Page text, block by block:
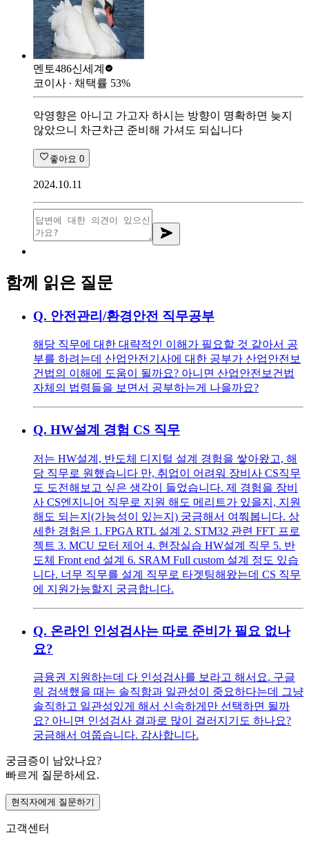
멘토486신세계
코이사 ∙ 채택률 53%
악영향은 아니고 가고자 하시는 방향이 명확하면 늦지
않았으니 차근차근 준비해 가셔도 되십니다
좋아요 0
2024.10.11
함께 읽은 질문
Q. 안전관리/환경안전 직무공부
해당 직무에 대한 대략적인 이해가 필요할 것 같아서 공
부를 하려는데 산업안전기사에 대한 공부가 산업안전보
건법의 이해에 도움이 될까요? 아니면 산업안전보건법
자체의 법령들을 보면서 공부하는게 나을까요?
Q. HW설계 경험 CS 직무
저는 HW설계, 반도체 디지털 설계 경험을 쌓아왔고, 해
당 직무로 원했습니다 만, 취업이 어려워 장비사 CS직무
도 도전해보고 싶은 생각이 들었습니다. 제 경험을 장비
사 CS엔지니어 직무로 지원 해도 메리트가 있을지, 지원
해도 되는지(가능성이 있는지) 궁금해서 여쭤봅니다. 상
세한 경험은 1. FPGA RTL 설계 2. STM32 관련 FFT 프로
젝트 3. MCU 모터 제어 4. 현장실습 HW설계 직무 5. 반
도체 Front end 설계 6. SRAM Full custom 설계 정도 있습
니다. 너무 직무를 설계 직무로 타겟팅해왔는데 CS 직무
에 지원가능할지 궁금합니다.
Q. 온라인 인성검사는 따로 준비가 필요 없나
요?
금융권 지원하는데 다 인성검사를 보라고 해서요. 구글
링 검색했을 때는 솔직함과 일관성이 중요하다는데 그냥
솔직하고 일관성있게 해서 신속하게만 선택하면 될까
요? 아니면 인성검사 결과로 많이 걸러지기도 하나요?
궁금해서 여쭙습니다. 감사합니다.
궁금증이 남았나요?
빠르게 질문하세요.
현직자에게 질문하기
고객센터